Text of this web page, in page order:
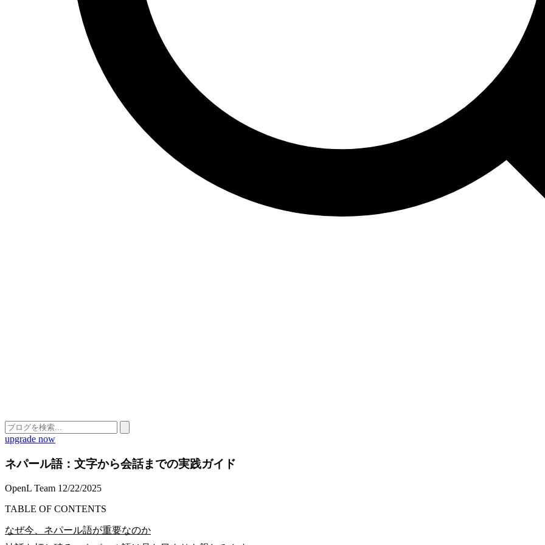
upgrade now
ネパール語：文字から会話までの実践ガイド
OpenL Team 12/22/2025
TABLE OF CONTENTS
なぜ今、ネパール語が重要なのか